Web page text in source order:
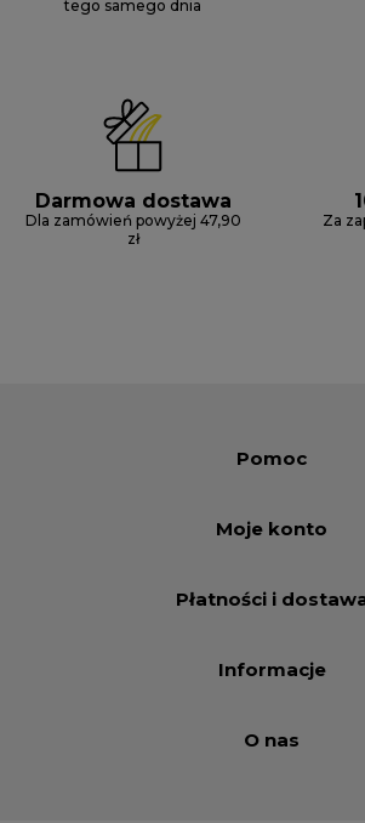
tego samego dnia
Darmowa dostawa
Dla zamówień powyżej 47,90
zł
Za
Pomoc
Moje konto
Płatności i
Informacje
O nas